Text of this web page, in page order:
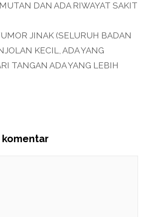
DAN ADA RIWAYAT SAKIT
JINAK (SELURUH BADAN
KECIL, ADA YANG
TANGAN ADA YANG LEBIH